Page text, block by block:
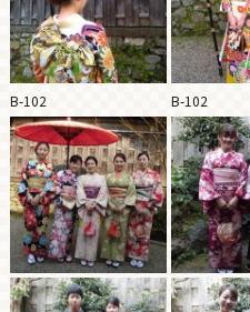
B-102 B-102